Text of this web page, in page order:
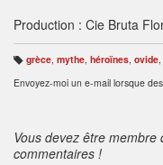
Production : Cie Bruta
B
ali
s
grèce, mythe, héroïnes, ovide,
Envoyez-moi un e-mail lorsque
Vous devez être
commentaires !